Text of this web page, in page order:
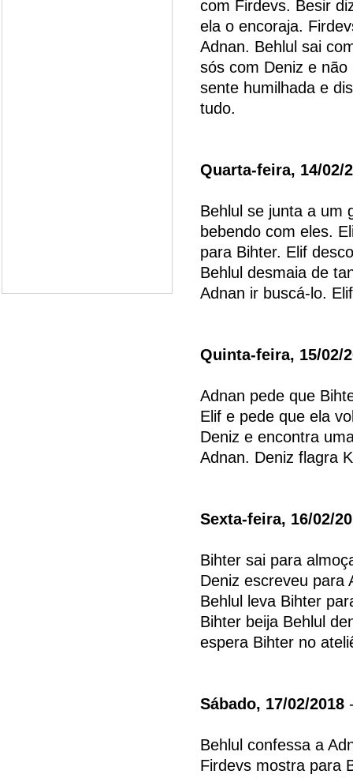
com Firdevs. Besir
ela o encoraja.
Adnan. Behlul sai
sós com Deniz e
sente humilhada e
tudo.
Quarta-feira, 14/02/
Behlul se junta a um
bebendo com eles.
para Bihter. Elif
Behlul desmaia de
Adnan ir buscá-lo.
Quinta-feira, 15/02/
Adnan pede que
Elif e pede que ela
Deniz e encontra
Adnan. Deniz flagra
Sexta-feira, 16/02/
Bihter sai para
Deniz escreveu para
Behlul leva Bihter
Bihter beija Behlul
espera Bihter no
Sábado, 17/02/2018
Behlul confessa a
Firdevs mostra para